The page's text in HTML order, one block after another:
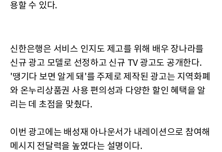
용할 수 있다.
신한은행은 서비스 인지도 제고를 위해 배우 장나라를
신규 광고 모델로 선정하고 신규 TV 광고도 공개한다.
'땡기다 보면 알게 돼'를 주제로 제작된 광고는 지역화폐
와 온누리상품권 사용 편의성과 다양한 할인 혜택을 알
리는 데 초점을 맞췄다.
이번 광고에는 배성재 아나운서가 내레이션으로 참여해
메시지 전달력을 높였다는 설명이다.